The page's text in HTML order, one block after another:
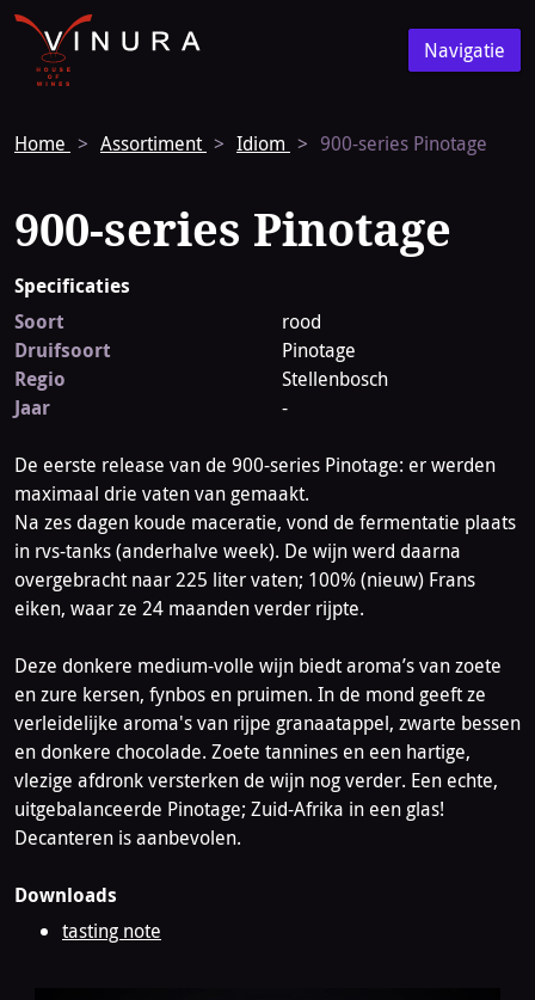
Vinura
Navigatie
Navigatie
Home Assortiment Idiom 900-series Pinotage
900-series Pinotage
Specificaties
Soort
rood
Druifsoort
Pinotage
Regio
Stellenbosch
Jaar
-
De eerste release van de 900-series Pinotage: er werden
maximaal drie vaten van gemaakt.
Na zes dagen koude maceratie, vond de fermentatie plaats
in rvs-tanks (anderhalve week). De wijn werd daarna
overgebracht naar 225 liter vaten; 100% (nieuw) Frans
eiken, waar ze 24 maanden verder rijpte.
Deze donkere medium-volle wijn biedt aroma’s van zoete
en zure kersen, fynbos en pruimen. In de mond geeft ze
verleidelijke aroma's van rijpe granaatappel, zwarte bessen
en donkere chocolade. Zoete tannines en een hartige,
vlezige afdronk versterken de wijn nog verder. Een echte,
uitgebalanceerde Pinotage; Zuid-Afrika in een glas!
Decanteren is aanbevolen.
Downloads
tasting note